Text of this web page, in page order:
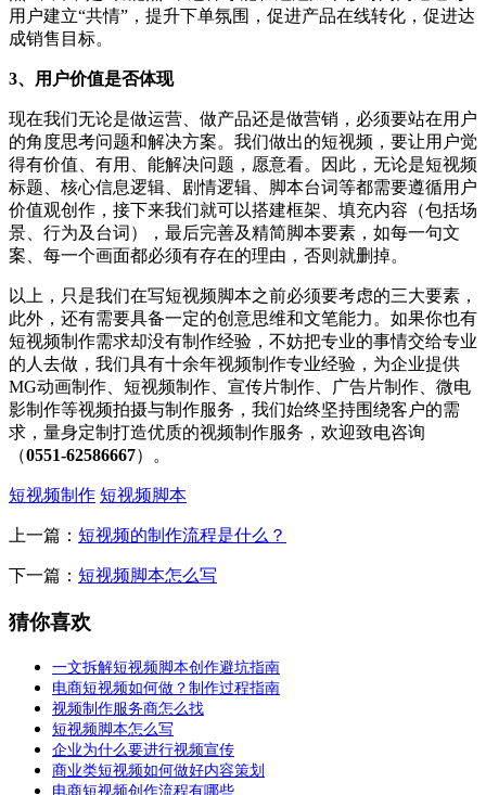
用户建立“共情”，提升下单氛围，促进产品在线转化，促进达
成销售目标。
3、用户价值是否体现
现在我们无论是做运营、做产品还是做营销，必须要站在用户
的角度思考问题和解决方案。我们做出的短视频，要让用户觉
得有价值、有用、能解决问题，愿意看。因此，无论是短视频
标题、核心信息逻辑、剧情逻辑、脚本台词等都需要遵循用户
价值观创作，接下来我们就可以搭建框架、填充内容（包括场
景、行为及台词），最后完善及精简脚本要素，如每一句文
案、每一个画面都必须有存在的理由，否则就删掉。
以上，只是我们在写短视频脚本之前必须要考虑的三大要素，
此外，还有需要具备一定的创意思维和文笔能力。如果你也有
短视频制作需求却没有制作经验，不妨把专业的事情交给专业
的人去做，我们具有十余年视频制作专业经验，为企业提供
MG动画制作、短视频制作、宣传片制作、广告片制作、微电
影制作等视频拍摄与制作服务，我们始终坚持围绕客户的需
求，量身定制打造优质的视频制作服务，欢迎致电咨询
（0551-62586667）。
短视频制作 短视频脚本
上一篇： 短视频的制作流程是什么？
下一篇： 短视频脚本怎么写
猜你喜欢
一文拆解短视频脚本创作避坑指南
电商短视频如何做？制作过程指南
视频制作服务商怎么找
短视频脚本怎么写
企业为什么要进行视频宣传
商业类短视频如何做好内容策划
电商短视频创作流程有哪些